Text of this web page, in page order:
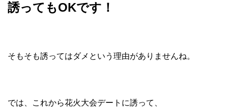
誘ってもOKです！
そもそも誘ってはダメという理由がありませんね。
では、これから花火大会デートに誘って、